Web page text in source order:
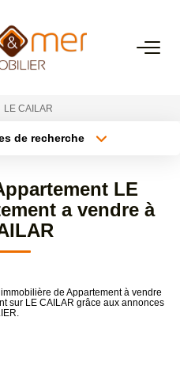
LE CAILAR
de recherche
Surface min
LE
a vendre à
de Appartement à vendre
sur LE CAILAR grâce aux annonces